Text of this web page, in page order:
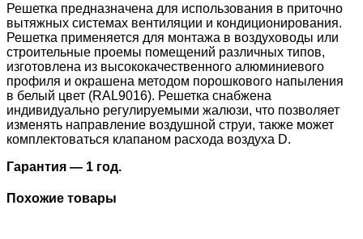
Решетка предназначена для использования в приточно
вытяжных системах вентиляции и кондиционирования.
Решетка применяется для монтажа в воздуховоды или
строительные проемы помещений различных типов,
изготовлена из высококачественного алюминиевого
профиля и окрашена методом порошкового напыления
в белый цвет (RAL9016). Решетка снабжена
индивидуально регулируемыми жалюзи, что позволяет
изменять направление воздушной струи, также может
комплектоваться клапаном расхода воздуха D.
Гарантия — 1 год.
Похожие товары